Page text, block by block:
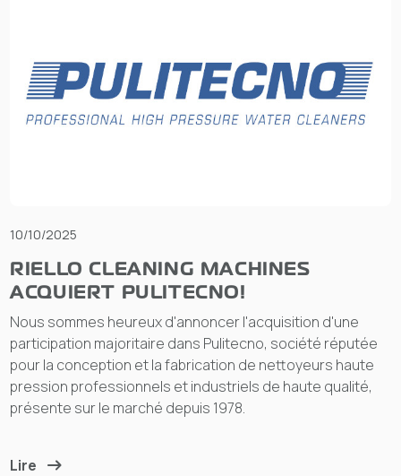
10/10/2025
RIELLO CLEANING MACHINES
ACQUIERT PULITECNO!
Nous sommes heureux d'annoncer l'acquisition d'une
participation majoritaire dans Pulitecno, société réputée
pour la conception et la fabrication de nettoyeurs haute
pression professionnels et industriels de haute qualité,
présente sur le marché depuis 1978.
Lire